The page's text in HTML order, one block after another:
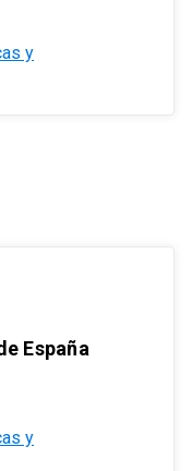
y
España
y